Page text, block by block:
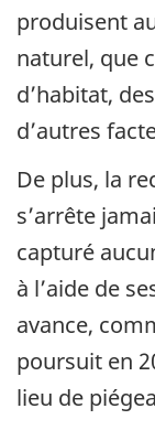
produisent
naturel, que
d’habitat,
d’autres
De plus, la
s’arrête
capturé
à l’aide de
avance,
poursuit en
lieu de